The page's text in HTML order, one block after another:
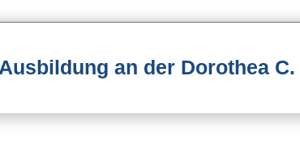
an der Dorothea